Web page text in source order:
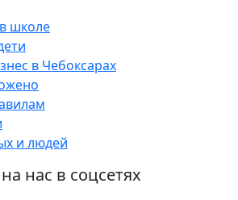
школе
в Чебоксарах
и людей
нас в соцсетях